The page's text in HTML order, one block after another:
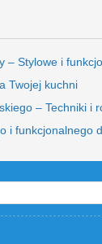
– Stylowe i
Twojej kuchni
– Techniki i
i funkcjonalnego